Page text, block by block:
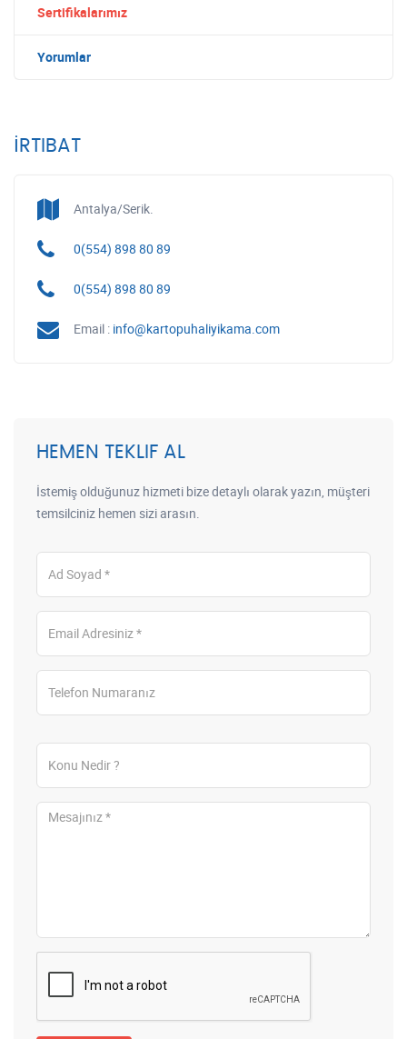
Sertifikalarımız
Yorumlar
İRTIBAT
Antalya/Serik.
0(554) 898 80 89
0(554) 898 80 89
Email : info@kartopuhaliyikama.com
HEMEN TEKLIF AL
İstemiş olduğunuz hizmeti bize detaylı olarak yazın, müşteri
temsilciniz hemen sizi arasın.